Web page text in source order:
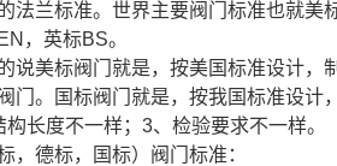
法兰标准。世界主要阀门标准也就美
，英标BS。
说美标阀门就是，按美国标准设计，
门。国标阀门就是，按我国标准设计
构长度不一样；3、检验要求不一样。
标，德标，国标）阀门标准：